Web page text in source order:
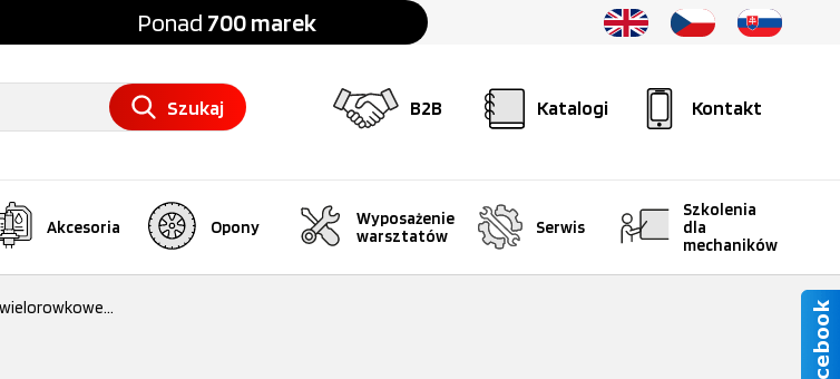
Ponad 700 marek
B2B Katalogi Kontakt
Szukaj
Akcesoria Opony
Wyposażenie
warsztatów
Serwis
Szkolenia
dla
mechaników